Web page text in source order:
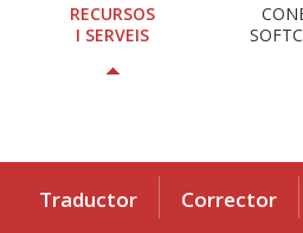
RECURSOS
I SERVEIS
Traductor Corrector